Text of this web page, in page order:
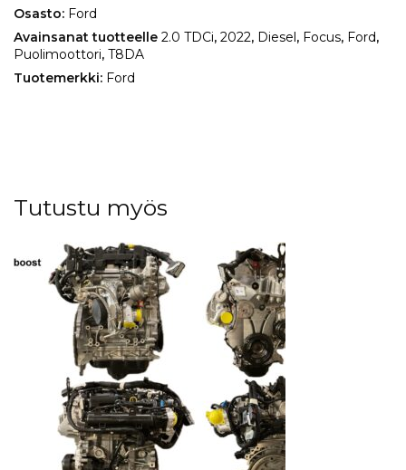
Osasto: Ford
Avainsanat tuotteelle 2.0 TDCi, 2022, Diesel, Focus, Ford,
Puolimoottori, T8DA
Tuotemerkki: Ford
Tutustu myös